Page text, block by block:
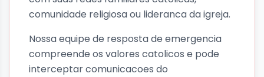
comunidade religiosa ou lideranca da igreja.
Nossa equipe de resposta de emergencia
compreende os valores catolicos e pode
interceptar comunicacoes do